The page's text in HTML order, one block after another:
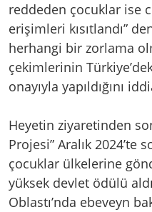
reddeden çocuklar ise
erişimleri kısıtlandı”
herhangi bir zorlama
çekimlerinin
onayıyla yapıldığını
Heyetin ziyaretinden
Projesi” Aralık 2024’te
çocuklar ülkelerine
yüksek devlet ödülü
Oblastı’nda ebeveyn